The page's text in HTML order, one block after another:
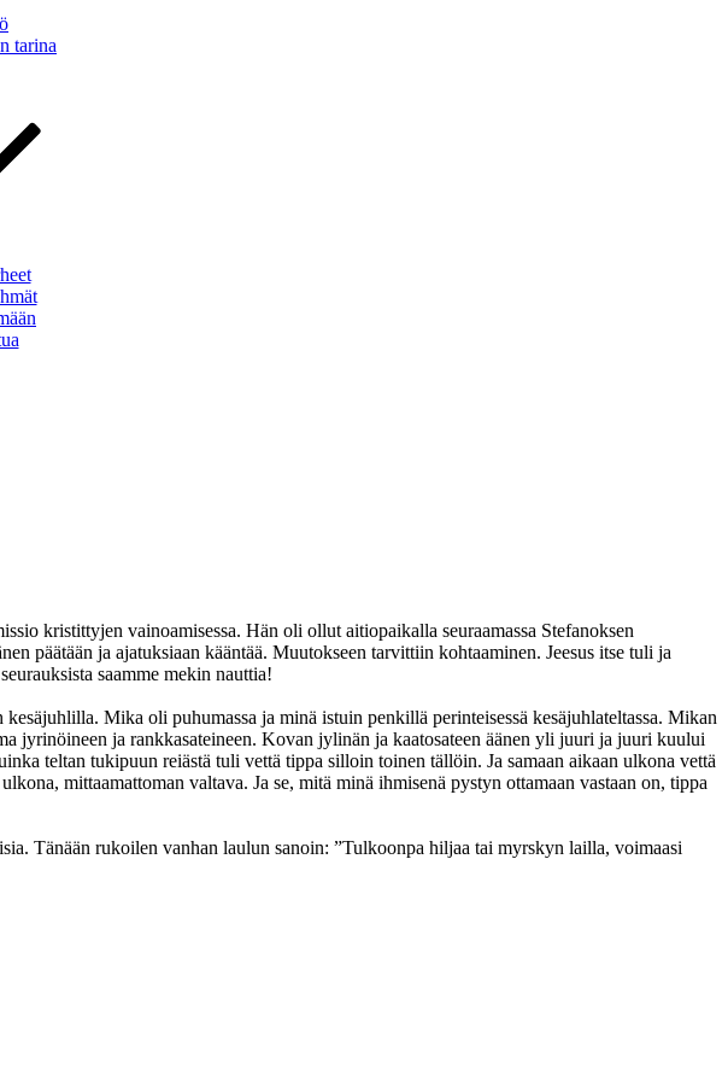
tarina
kristittyjen vainoamisessa. Hän oli ollut aitiopaikalla seuraamassa Stefanoksen
päätään ja ajatuksiaan kääntää. Muutokseen tarvittiin kohtaaminen. Jeesus itse tuli ja
saamme mekin nauttia!
Mika oli puhumassa ja minä istuin penkillä perinteisessä kesäjuhlateltassa. Mikan
jyrinöineen ja rankkasateineen. Kovan jylinän ja kaatosateen äänen yli juuri ja juuri kuului
teltan tukipuun reiästä tuli vettä tippa silloin toinen tällöin. Ja samaan aikaan ulkona vettä
mittaamattoman valtava. Ja se, mitä minä ihmisenä pystyn ottamaan vastaan on, tippa
Tänään rukoilen vanhan laulun sanoin: ”Tulkoonpa hiljaa tai myrskyn lailla, voimaasi